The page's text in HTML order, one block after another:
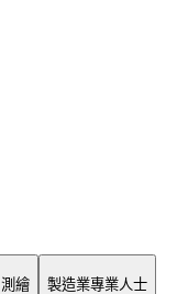
測繪 製造業專業人士